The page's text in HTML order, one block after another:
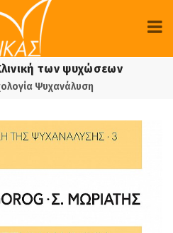
των ψυχώσεων
Ψυχανάλυση